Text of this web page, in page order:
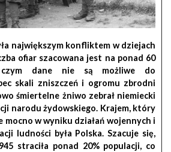
największym konfliktem w dziejach
ofiar szacowana jest na ponad 60
dane nie są możliwe do
skali zniszczeń i ogromu zbrodni
śmiertelne żniwo zebrał niemiecki
narodu żydowskiego. Krajem, który
mocno w wyniku działań wojennych i
ludności była Polska. Szacuje się,
straciła ponad 20% populacji, co